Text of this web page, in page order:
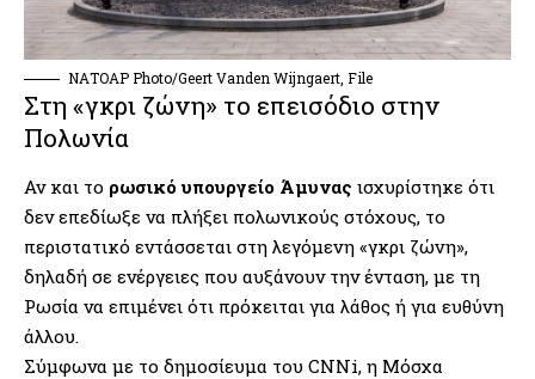
ΝΑΤΟAP Photo/Geert Vanden Wijngaert, File
Στη «γκρι ζώνη» το επεισόδιο στην
Πολωνία
Αν και το ρωσικό υπουργείο Άμυνας ισχυρίστηκε ότι
δεν επεδίωξε να πλήξει πολωνικούς στόχους, το
περιστατικό εντάσσεται στη λεγόμενη «γκρι ζώνη»,
δηλαδή σε ενέργειες που αυξάνουν την ένταση, με τη
Ρωσία να επιμένει ότι πρόκειται για λάθος ή για ευθύνη
άλλου.
Σύμφωνα με το δημοσίευμα του CNNi, η Μόσχα